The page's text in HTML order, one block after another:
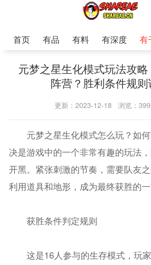
首页 有品 有料 有深度 有
元梦之星生化模式玩法攻
阵营？胜利条件规则
更新：2023-12-18 浏览：
元梦之星生化模式怎么玩？如何
决是游戏中的一个非常有趣的玩法
开黑。紧张刺激的节奏，需要队友
利用道具和地形，成为最终获胜的一
获胜条件判定规则
这是16人参与的生存模式，玩